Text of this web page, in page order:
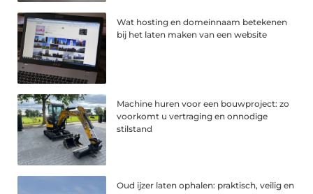
Wat hosting en domeinnaam betekenen
bij het laten maken van een website
Machine huren voor een bouwproject: zo
voorkomt u vertraging en onnodige
stilstand
Oud ijzer laten ophalen: praktisch, veilig en